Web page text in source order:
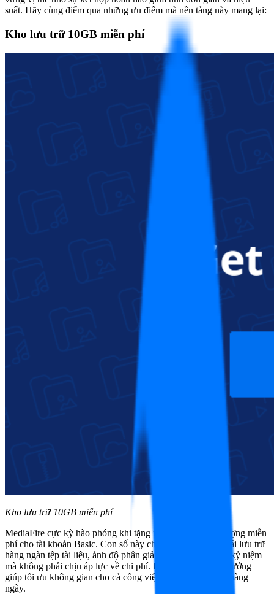
suất. Hãy cùng điểm qua những ưu điểm mà nền tảng này mang lại:
Kho lưu trữ 10GB miễn phí
Kho lưu trữ 10GB miễn phí
MediaFire cực kỳ hào phóng khi tặng ngay 10GB dung lượng miễn
phí cho tài khoản Basic. Con số này cho phép bạn thoải mái lưu trữ
hàng ngàn tệp tài liệu, ảnh độ phân giải cao hay các video kỷ niệm
mà không phải chịu áp lực về chi phí. Đây là giải pháp lý tưởng
giúp tối ưu không gian cho cả công việc lẫn cuộc sống số hàng
ngày.